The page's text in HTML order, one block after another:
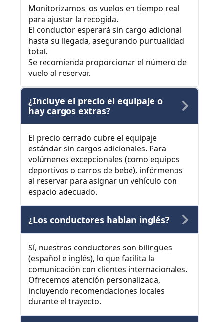
Monitorizamos los vuelos en tiempo real
para ajustar la recogida.
El conductor esperará sin cargo adicional
hasta su llegada, asegurando puntualidad
total.
Se recomienda proporcionar el número de
vuelo al reservar.
¿Incluye el precio el equipaje o
hay cargos extras?
El precio cerrado cubre el equipaje
estándar sin cargos adicionales. Para
volúmenes excepcionales (como equipos
deportivos o carros de bebé), infórmenos
al reservar para asignar un vehículo con
espacio adecuado.
¿Los conductores hablan inglés?
Sí, nuestros conductores son bilingües
(español e inglés), lo que facilita la
comunicación con clientes internacionales.
Ofrecemos atención personalizada,
incluyendo recomendaciones locales
durante el trayecto.